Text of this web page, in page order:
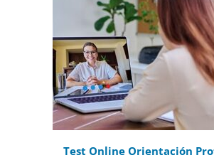
Test Online Orientación